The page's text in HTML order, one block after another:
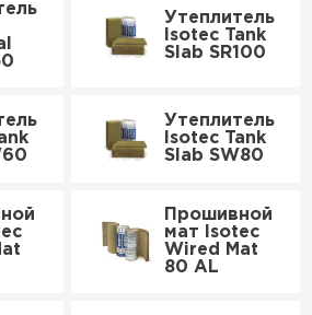
Утеплитель
Isotec Tank
Slab SR100
Утеплитель
Isotec Tank
Slab SW80
Прошивной
мат Isotec
Wired Mat
80 AL
Утеплитель MasterPLEX
ПЕРЕЙТИ
Isover
Урса
Изовол